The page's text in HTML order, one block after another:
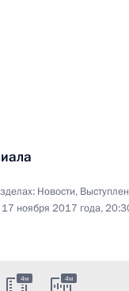
Новости,
17 ноября 2017 года,
4м 4м